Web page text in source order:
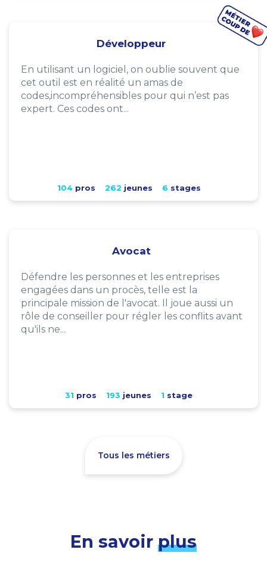
Développeur
En utilisant un logiciel, on oublie souvent que
cet outil est en réalité un amas de
codes,incompréhensibles pour qui n’est pas
expert. Ces codes ont...
104pros 262 jeunes 6 stages
Avocat
Défendre les personnes et les entreprises
engagées dans un procès, telle est la
principale mission de l'avocat. Il joue aussi un
rôle de conseiller pour régler les conflits avant
qu'ils ne...
31 pros 193 jeunes 1 stage
Tous les métiers
En savoir plus